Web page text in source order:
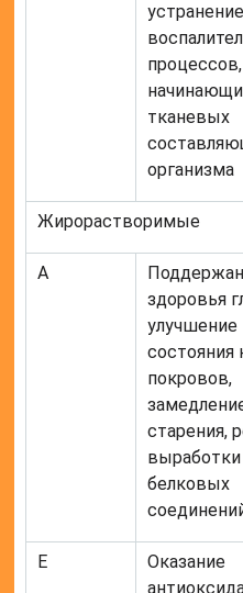
устранение
процессов,
тканевых
организма
Жирорастворимые
А
здоровья
улучшение
покровов,
старения,
выработки
белковых
Е
Оказание